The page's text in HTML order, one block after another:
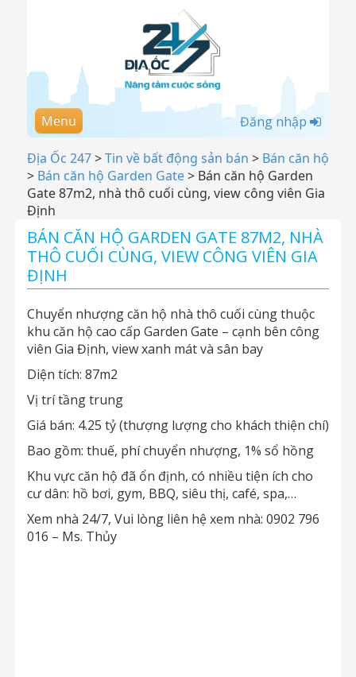
Menu Đăng nhập
Địa Ốc 247>Tin về bất động sản bán > Bán căn hộ
> Bán căn hộ Garden Gate> Bán căn hộ Garden
Gate 87m2, nhà thô cuối cùng, view công viên Gia
Định
BÁN CĂN HỘ GARDEN GATE 87M2, NHÀ
THÔ CUỐI CÙNG, VIEW CÔNG VIÊN GIA
ĐỊNH
Chuyển nhượng căn hộ nhà thô cuối cùng thuộc
khu căn hộ cao cấp Garden Gate – cạnh bên công
viên Gia Định, view xanh mát và sân bay
Diện tích: 87m2
Vị trí tầng trung
Giá bán: 4.25 tỷ (thượng lượng cho khách thiện chí)
Bao gồm: thuế, phí chuyển nhượng, 1% sổ hồng
Khu vực căn hộ đã ổn định, có nhiều tiện ích cho
cư dân: hồ bơi, gym, BBQ, siêu thị, café, spa,…
Xem nhà 24/7, Vui lòng liên hệ xem nhà: 0902 796
016 – Ms. Thủy